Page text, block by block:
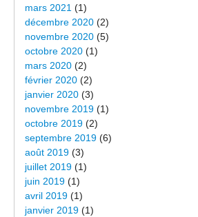
mars 2021 (1)
décembre 2020 (2)
novembre 2020 (5)
octobre 2020 (1)
mars 2020 (2)
février 2020 (2)
janvier 2020 (3)
novembre 2019 (1)
octobre 2019 (2)
septembre 2019 (6)
août 2019 (3)
juillet 2019 (1)
juin 2019 (1)
avril 2019 (1)
janvier 2019 (1)